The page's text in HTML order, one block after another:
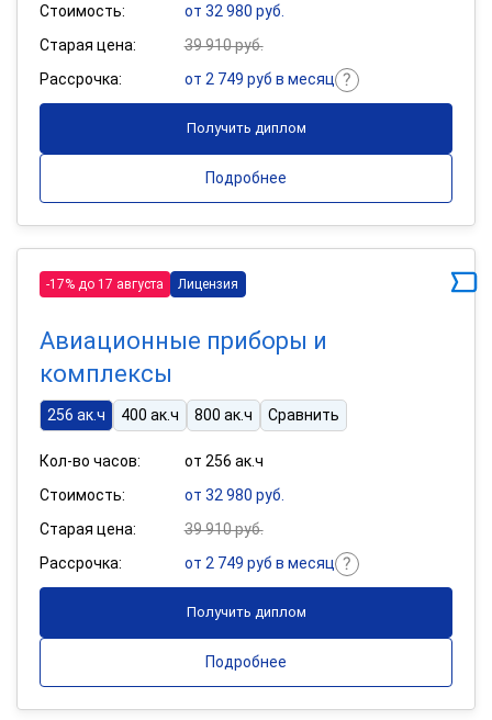
Стоимость:
от 32 980 руб.
Старая цена:
39 910 руб.
Рассрочка:
от 2 749 руб в месяц
Получить диплом
Подробнее
-17% до 17 августа Лицензия
Авиационные приборы и
комплексы
256 ак.ч 400 ак.ч 800 ак.ч Сравнить
Кол-во часов:
от 256 ак.ч
Стоимость:
от 32 980 руб.
Старая цена:
39 910 руб.
Рассрочка:
от 2 749 руб в месяц
Получить диплом
Подробнее